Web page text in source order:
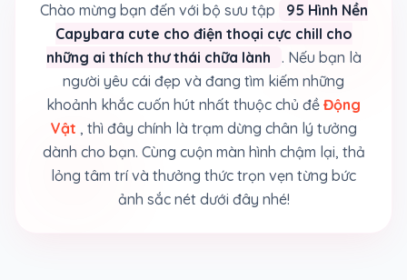
Chào mừng bạn đến với bộ sưu tập
95 Hình Nền
Capybara cute cho điện thoại cực chill cho
những ai thích thư thái chữa lành
. Nếu bạn là
người yêu cái đẹp và đang tìm kiếm những
khoảnh khắc cuốn hút nhất thuộc chủ đề Động
Vật , thì đây chính là trạm dừng chân lý tưởng
dành cho bạn. Cùng cuộn màn hình chậm lại, thả
lỏng tâm trí và thưởng thức trọn vẹn từng bức
ảnh sắc nét dưới đây nhé!